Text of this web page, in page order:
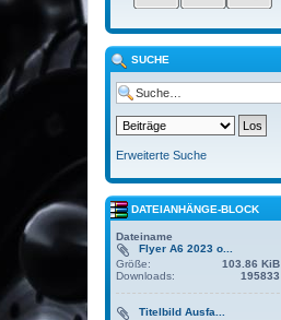
SUCHE
Erweiterte Suche
DATEIANHÄNGE-BLOCK
Dateiname
Flyer A6 2023 o...
Größe:
103.86 KiB
Downloads:
195833
Titelbild Ausfa...